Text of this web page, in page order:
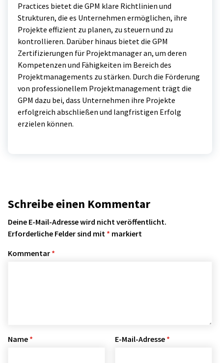
Practices bietet die GPM klare Richtlinien und
Strukturen, die es Unternehmen ermöglichen, ihre
Projekte effizient zu planen, zu steuern und zu
kontrollieren. Darüber hinaus bietet die GPM
Zertifizierungen für Projektmanager an, um deren
Kompetenzen und Fähigkeiten im Bereich des
Projektmanagements zu stärken. Durch die Förderung
von professionellem Projektmanagement trägt die
GPM dazu bei, dass Unternehmen ihre Projekte
erfolgreich abschließen und langfristigen Erfolg
erzielen können.
Schreibe einen Kommentar
Deine E-Mail-Adresse wird nicht veröffentlicht.
Erforderliche Felder sind mit * markiert
Kommentar *
Name * E-Mail-Adresse *